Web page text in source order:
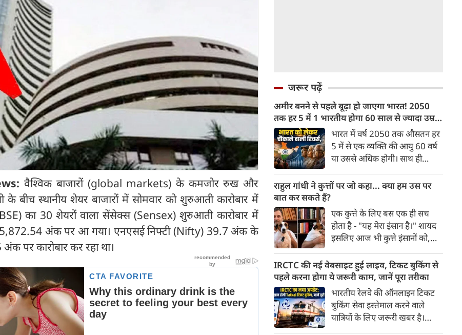
वैश्विक बाजारों (global markets) के कमजोर रुख और
के बीच स्थानीय शेयर बाजारों में सोमवार को शुरुआती कारोबार में
का 30 शेयरों वाला सेंसेक्स (Sensex) शुरुआती कारोबार में
अंक पर आ गया। एनएसई निफ्टी (Nifty) 39.7 अंक के
पर कारोबार कर रहा था।
जरूर पढ़ें
अमीर बनने से पहले बूढ़ा हो जाएगा भारत! 2050
तक हर 5 में 1 भारतीय होगा 60 साल से ज्यादा उम्र
का
भारत में वर्ष 2050 तक औसतन हर
5 में से एक व्यक्ति की आयु 60 वर्ष
या उससे अधिक होगी। साथ ही
भारत में रहेंगे। ‘ट्रांसफॉर्म रूरल
अनुसार भारत विकसित देशों के
विपरीत समृद्ध बनने से पहले ही वृद्ध
होती आबादी वाले देश की श्रेणी में
पहुंच रहा है।
राहुल गांधी ने कुत्तों पर जो कहा... क्या हम उस पर
बात कर सकते हैं?
एक कुत्ते के लिए बस एक ही सच
होता है - "यह मेरा इंसान है।" शायद
इसलिए आज भी कुत्ते इंसानों को,
भू-राजनीति से लेकर कृत्रिम
बुद्धिमत्ता, जलवायु परिवर्तन से लेकर
क्रिकेट तक हर विषय पर बहस कर
सकते हैं, तो उस जीव पर भी एक
गंभीर चर्चा बनती है जिसने किसी भी
सभ्यता से पहले इंसान का साथ चुना
IRCTC की नई वेबसाइट हुई लाइव, टिकट बुकिंग से
पहले करना होगा ये जरूरी काम, जानें पूरा तरीका
भारतीय रेलवे की ऑनलाइन टिकट
बुकिंग सेवा इस्तेमाल करने वाले
यात्रियों के लिए जरूरी खबर है।